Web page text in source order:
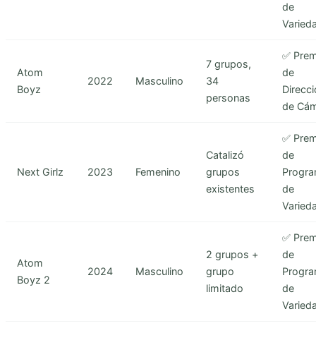
de
Atom
Boyz
2022 Masculino
7 grupos,
34
personas
✅
de
de
Next Girlz 2023 Femenino
Catalizó
grupos
existentes
✅
de
de
Atom
Boyz 2
2024 Masculino
2 grupos +
grupo
limitado
✅
de
de